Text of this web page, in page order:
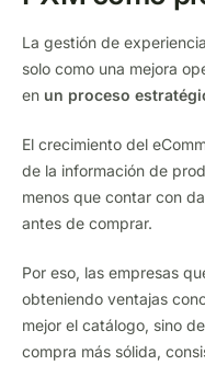
La gestión de
solo como una mejora
en un proceso
El crecimiento del
de la información de
menos que contar con
antes de comprar.
Por eso, las empresas
obteniendo ventajas
mejor el catálogo, sino
compra más sólida,